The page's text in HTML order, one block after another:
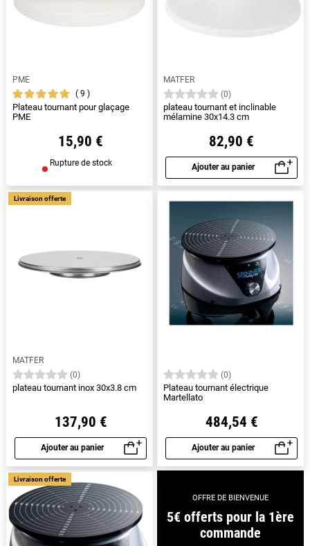
PME
9
Plateau tournant pour glaçage
PME
15,90 €
Rupture de stock
MATFER
(0)
plateau tournant et inclinable
mélamine 30x14.3 cm
82,90 €
Ajouter au panier
Aperçu rapide
MATFER
(0)
plateau tournant inox 30x3.8 cm
137,90 €
Ajouter au panier
Aperçu rapide
Livraison offerte
(0)
Plateau tournant électrique
Martellato
484,54 €
Ajouter au panier
Aperçu rapide
Livraison offerte
OFFRE DE BIENVENUE
5€ offerts pour la 1ère
commande